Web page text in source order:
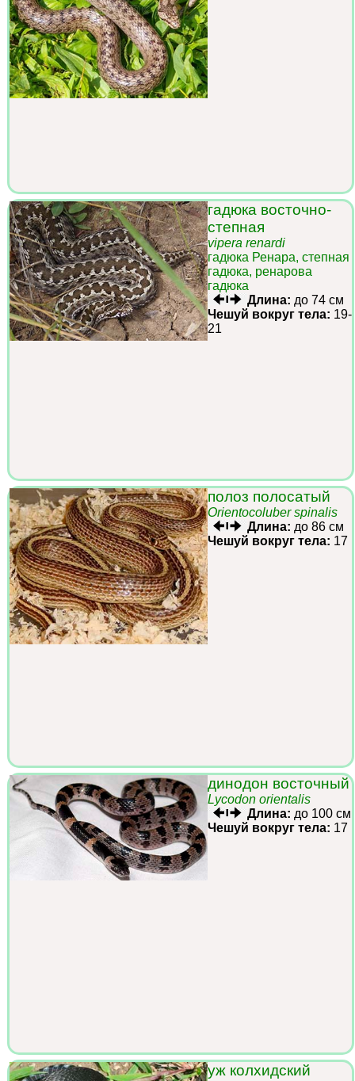
гадюка восточно-
степная
vipera renardi
гадюка Ренара, степная
гадюка, ренарова
гадюка
Длина: до 74 см
Чешуй вокруг тела: 19-
21
полоз полосатый
Orientocoluber spinalis
Длина: до 86 см
Чешуй вокруг тела: 17
динодон восточный
Lycodon orientalis
Длина: до 100 см
Чешуй вокруг тела: 17
уж колхидский